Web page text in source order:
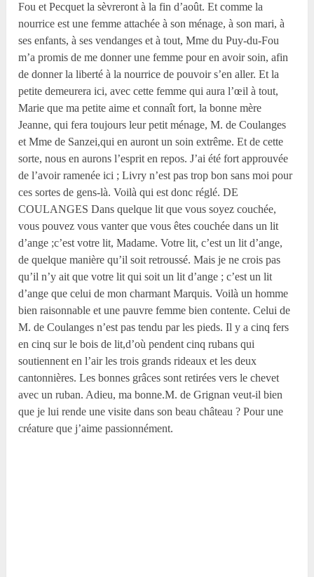
Fou et Pecquet la sèvreront à la fin d’août. Et comme la
nourrice est une femme attachée à son ménage, à son mari, à
ses enfants, à ses vendanges et à tout, Mme du Puy-du-Fou
m’a promis de me donner une femme pour en avoir soin, afin
de donner la liberté à la nourrice de pouvoir s’en aller. Et la
petite demeurera ici, avec cette femme qui aura l’œil à tout,
Marie que ma petite aime et connaît fort, la bonne mère
Jeanne, qui fera toujours leur petit ménage, M. de Coulanges
et Mme de Sanzei,qui en auront un soin extrême. Et de cette
sorte, nous en aurons l’esprit en repos. J’ai été fort approuvée
de l’avoir ramenée ici ; Livry n’est pas trop bon sans moi pour
ces sortes de gens-là. Voilà qui est donc réglé. DE
COULANGES Dans quelque lit que vous soyez couchée,
vous pouvez vous vanter que vous êtes couchée dans un lit
d’ange ;c’est votre lit, Madame. Votre lit, c’est un lit d’ange,
de quelque manière qu’il soit retroussé. Mais je ne crois pas
qu’il n’y ait que votre lit qui soit un lit d’ange ; c’est un lit
d’ange que celui de mon charmant Marquis. Voilà un homme
bien raisonnable et une pauvre femme bien contente. Celui de
M. de Coulanges n’est pas tendu par les pieds. Il y a cinq fers
en cinq sur le bois de lit,d’où pendent cinq rubans qui
soutiennent en l’air les trois grands rideaux et les deux
cantonnières. Les bonnes grâces sont retirées vers le chevet
avec un ruban. Adieu, ma bonne.M. de Grignan veut-il bien
que je lui rende une visite dans son beau château ? Pour une
créature que j’aime passionnément.